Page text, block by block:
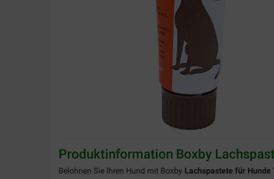
Produktinformation Boxby
Belohnen Sie Ihren Hund mit Boxby Lachspastete für Hunde